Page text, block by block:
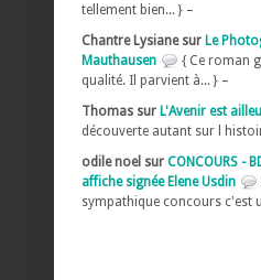
tellement bien... } –
Chantre Lysiane sur Le
Mauthausen
{ Ce roman
qualité. Il parvient à... } –
Thomas sur L'Avenir est
découverte autant sur l
odile noel sur CONCOURS -
affiche signée Elene Usdin
sympathique concours c'est